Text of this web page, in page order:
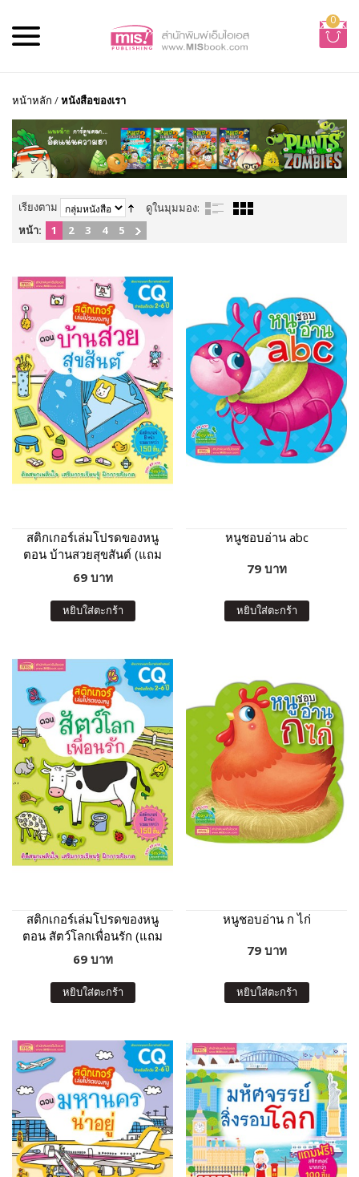
0
หน้าหลัก /หนังสือของเรา
เรียงตาม
ดูในมุมมอง:
หน้า:
1 2 3 4 5
สติกเกอร์เล่มโปรดของหนู
ตอน บ้านสวยสุขสันต์ (แถม
ฟรี! สติกเกอร์กว่า 150 ชิ้น)
69 บาท
หยิบใส่ตะกร้า
หนูชอบอ่าน abc
79 บาท
หยิบใส่ตะกร้า
สติกเกอร์เล่มโปรดของหนู
ตอน สัตว์โลกเพื่อนรัก (แถม
ฟรี! สติกเกอร์กว่า 150 ชิ้น)
69 บาท
หยิบใส่ตะกร้า
หนูชอบอ่าน ก ไก่
79 บาท
หยิบใส่ตะกร้า